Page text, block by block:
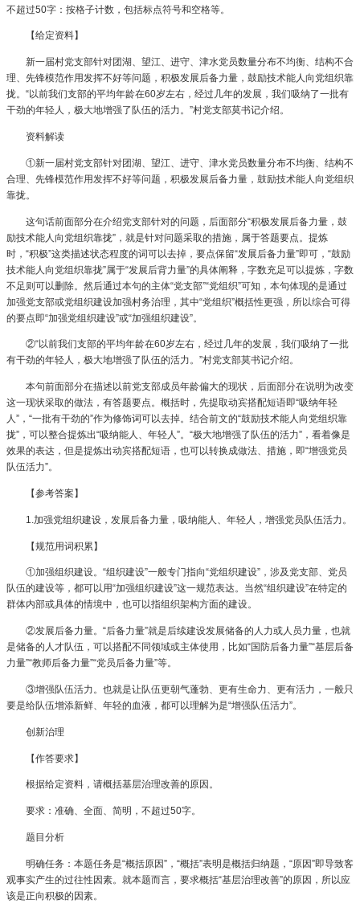
不超过50字：按格子计数，包括标点符号和空格等。
【给定资料】
新一届村党支部针对团湖、望江、进守、津水党员数量分布不均衡、结构不合
理、先锋模范作用发挥不好等问题，积极发展后备力量，鼓励技术能人向党组织靠
拢。“以前我们支部的平均年龄在60岁左右，经过几年的发展，我们吸纳了一批有
干劲的年轻人，极大地增强了队伍的活力。”村党支部莫书记介绍。
资料解读
①新一届村党支部针对团湖、望江、进守、津水党员数量分布不均衡、结构不
合理、先锋模范作用发挥不好等问题，积极发展后备力量，鼓励技术能人向党组织
靠拢。
这句话前面部分在介绍党支部针对的问题，后面部分“积极发展后备力量，鼓
励技术能人向党组织靠拢”，就是针对问题采取的措施，属于答题要点。提炼
时，“积极”这类描述状态程度的词可以去掉，要点保留“发展后备力量”即可，“鼓励
技术能人向党组织靠拢”属于“发展后背力量”的具体阐释，字数充足可以提炼，字数
不足则可以删除。然后通过本句的主体“党支部”“党组织”可知，本句体现的是通过
加强党支部或党组织建设加强村务治理，其中“党组织”概括性更强，所以综合可得
的要点即“加强党组织建设”或“加强组织建设”。
②“以前我们支部的平均年龄在60岁左右，经过几年的发展，我们吸纳了一批
有干劲的年轻人，极大地增强了队伍的活力。”村党支部莫书记介绍。
本句前面部分在描述以前党支部成员年龄偏大的现状，后面部分在说明为改变
这一现状采取的做法，有答题要点。概括时，先提取动宾搭配短语即“吸纳年轻
人”，“一批有干劲的”作为修饰词可以去掉。结合前文的“鼓励技术能人向党组织靠
拢”，可以整合提炼出“吸纳能人、年轻人”。“极大地增强了队伍的活力”，看着像是
效果的表达，但是提炼出动宾搭配短语，也可以转换成做法、措施，即“增强党员
队伍活力”。
【参考答案】
1.加强党组织建设，发展后备力量，吸纳能人、年轻人，增强党员队伍活力。
【规范用词积累】
①加强组织建设。“组织建设”一般专门指向“党组织建设”，涉及党支部、党员
队伍的建设等，都可以用“加强组织建设”这一规范表达。当然“组织建设”在特定的
群体内部或具体的情境中，也可以指组织架构方面的建设。
②发展后备力量。“后备力量”就是后续建设发展储备的人力或人员力量，也就
是储备的人才队伍，可以搭配不同领域或主体使用，比如“国防后备力量”“基层后备
力量”“教师后备力量”“党员后备力量”等。
③增强队伍活力。也就是让队伍更朝气蓬勃、更有生命力、更有活力，一般只
要是给队伍增添新鲜、年轻的血液，都可以理解为是“增强队伍活力”。
创新治理
【作答要求】
根据给定资料，请概括基层治理改善的原因。
要求：准确、全面、简明，不超过50字。
题目分析
明确任务：本题任务是“概括原因”，“概括”表明是概括归纳题，“原因”即导致客
观事实产生的过往性因素。就本题而言，要求概括“基层治理改善”的原因，所以应
该是正向积极的因素。